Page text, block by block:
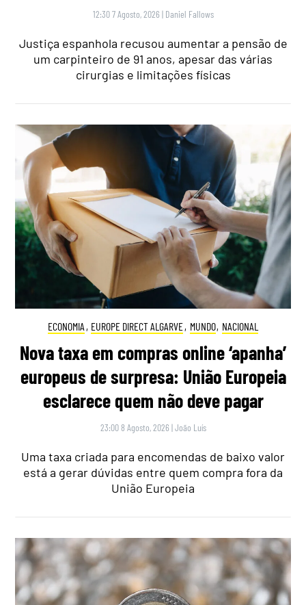
12:30 7 Agosto, 2026 | Daniel Fallows
Justiça espanhola recusou aumentar a pensão de
um carpinteiro de 91 anos, apesar das várias
cirurgias e limitações físicas
ECONOMIA , EUROPE DIRECT ALGARVE, MUNDO, NACIONAL
Nova taxa em compras online ‘apanha’
europeus de surpresa: União Europeia
esclarece quem não deve pagar
23:00 8 Agosto, 2026 |João Luís
Uma taxa criada para encomendas de baixo valor
está a gerar dúvidas entre quem compra fora da
União Europeia